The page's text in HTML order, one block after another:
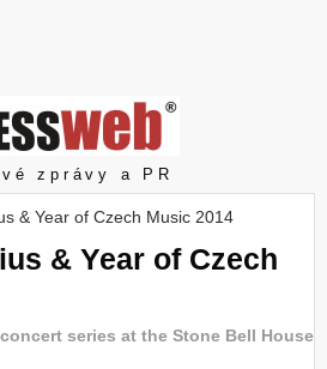
zprávy a PR
& Year of Czech Music 2014
& Year of Czech
series at the Stone Bell House